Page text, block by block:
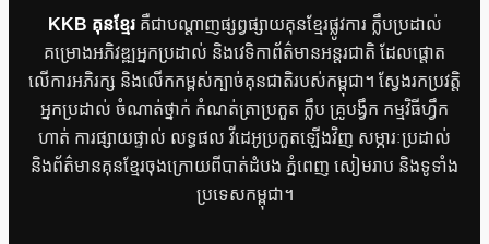
KKB គុនខ្មែរគឺជាបណ្តាញផ្សព្វផ្សាយគុនខ្មែរផ្លូវការ ក្លឹបប្រដាល់
គម្រោងអភិវឌ្ឍអ្នកប្រដាល់ និងវេទិកាព័ត៌មានអន្តរជាតិ ដែលផ្តោត
លើការអភិរក្ស និងលើកកម្ពស់ក្បាច់គុនជាតិរបស់កម្ពុជា។ ស្វែងរកប្រវត្តិ
អ្នកប្រដាល់ ចំណាត់ថ្នាក់ កំណត់ត្រាប្រកួត ក្លឹប គ្រូបង្វឹក កម្មវិធីហ្វឹក
ហាត់ ការផ្សាយផ្ទាល់ លទ្ធផល វីដេអូប្រកួតឡើងវិញ សម្ភារៈប្រដាល់
និងព័ត៌មានគុនខ្មែរចុងក្រោយពីបាត់ដំបង ភ្នំពេញ សៀមរាប និងទូទាំង
ប្រទេសកម្ពុជា។